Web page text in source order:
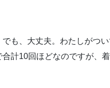
も、大丈夫。わたしがつい
計10回ほどなのですが、